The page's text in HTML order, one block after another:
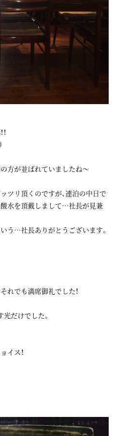
方が並ばれていましたね～
ツリ頂くのですが、連泊の中日で
水を頂戴しまして…社長が見兼
う…社長ありがとうございます。
れでも満席御礼でした！
だけでした。
イス！